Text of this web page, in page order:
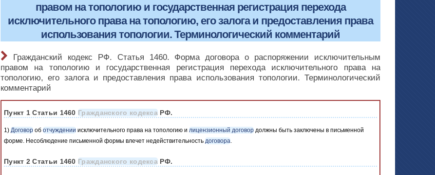
правом на топологию и государственная регистрация перехода
исключительного права на топологию, его залога и предоставления права
использования топологии. Терминологический комментарий
Гражданский кодекс РФ. Статья 1460. Форма договора о распоряжении исключительным
правом на топологию и государственная регистрация перехода исключительного права на
топологию, его залога и предоставления права использования топологии. Терминологический
комментарий
Пункт 1 Статьи 1460Гражданского кодекса РФ.
1) Договор об отчуждении исключительного права на топологию и лицензионный договор должны быть заключены в письменной
форме. Несоблюдение письменной формы влечет недействительность договора.
Пункт 2 Статьи 1460Гражданского кодекса РФ.